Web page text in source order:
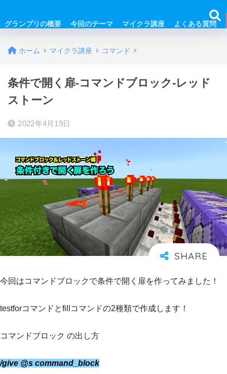
グランプリの概要 今回のテーマ マイクラ講座 よくある質問
ホーム マイクラ講座 コマンド
条件で開く扉-コマンドブロック-レッド
ストーン
2022年4月19日
今回はコマンドブロックで条件で開く扉を作ってみました！
testforコマンドとfillコマンドの2種類で作成します！
コマンドブロック の出し方
/give @s command_block